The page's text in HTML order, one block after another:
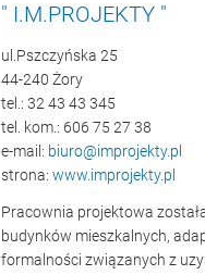
" I.M.PROJEKTY "
ul.Pszczyńska 25
44-240 Żory
tel.: 32 43 43 345
tel. kom.: 606 75 27 38
e-mail: biuro@improjekty.pl
strona: www.improjekty.pl
Pracownia projektowa
budynków mieszkalnych,
formalności związanych z